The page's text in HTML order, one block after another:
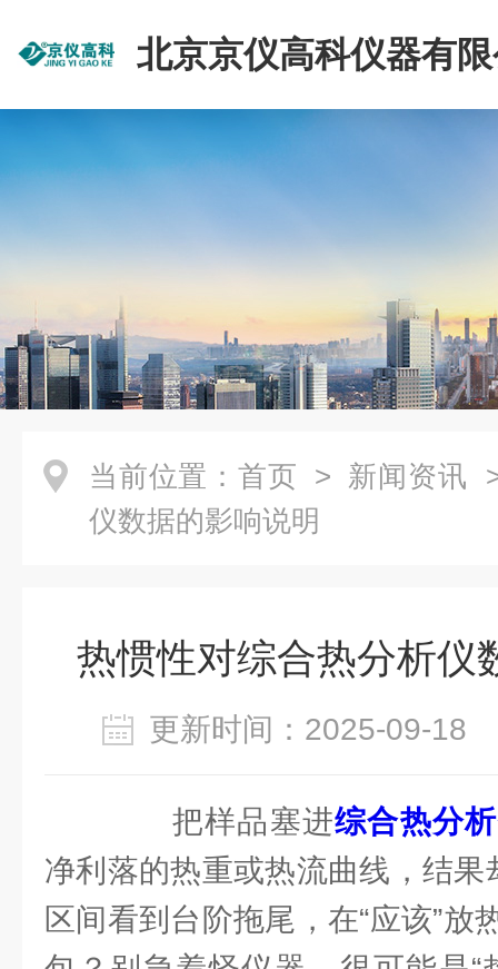
北京京仪高科仪器有
当前位置： 首页 > 新闻资讯
仪数据的影响说明
热惯性对综合热分析仪
更新时间：2025-09-
把样品塞进综合热分
净利落的热重或热流曲线，结果
区间看到台阶拖尾，在“应该”放